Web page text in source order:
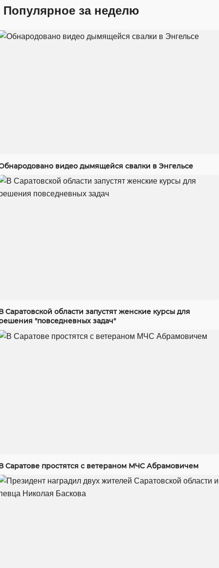
Популярное за неделю
видео дымящейся свалки в Энгельсе
Саратовской области запустят женские курсы для
"повседневных задач"
Саратове простятся с ветераном МЧС Абрамовичем